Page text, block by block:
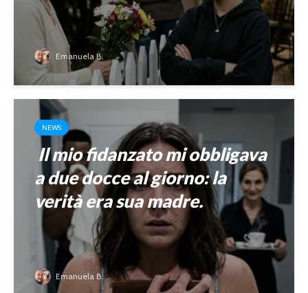
Emanuela B.
NEWS
Il mio fidanzato mi obbligava
a due docce al giorno: la
verità era sua madre.
Emanuela B.